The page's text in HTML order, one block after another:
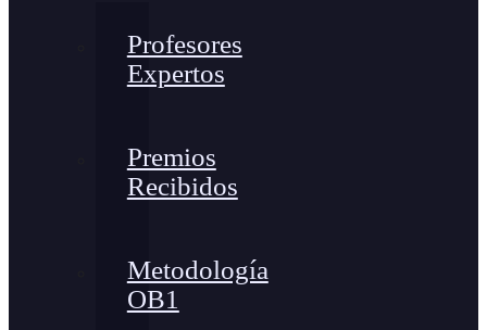
Profesores
Expertos
Premios
Recibidos
Metodología
OB1